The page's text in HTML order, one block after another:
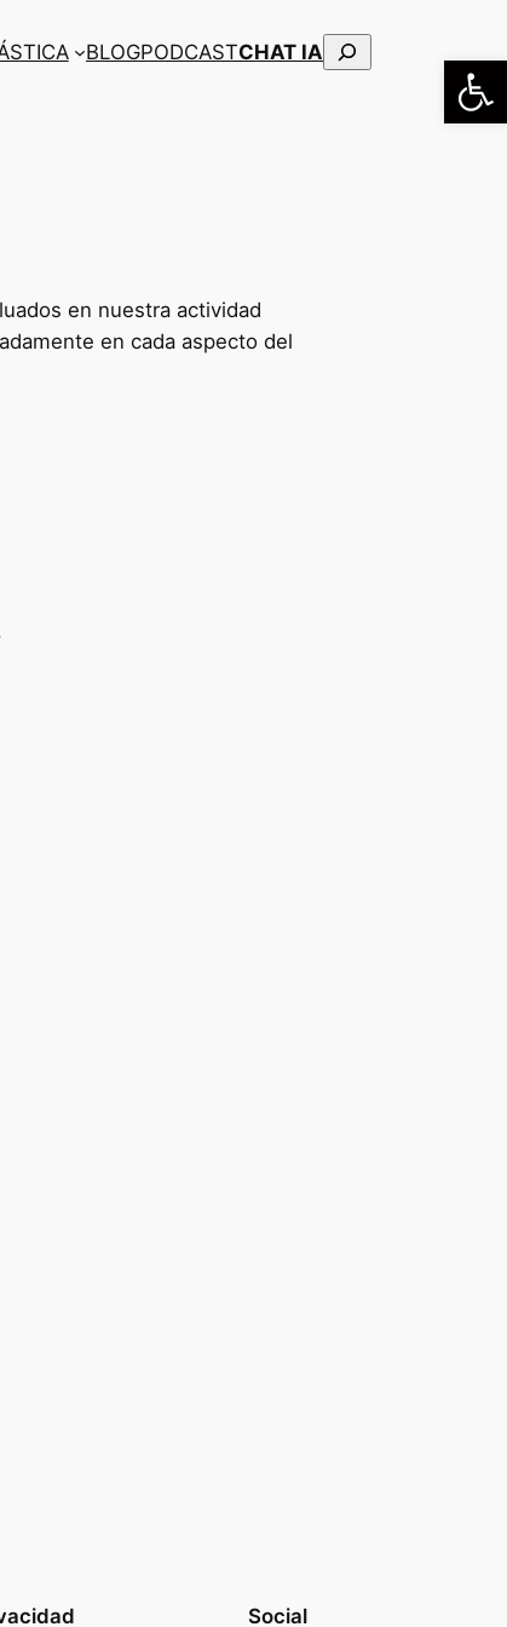
BLOGPODCASTCHAT IA Buscar
en nuestra actividad
en cada aspecto del
Social
Abrir